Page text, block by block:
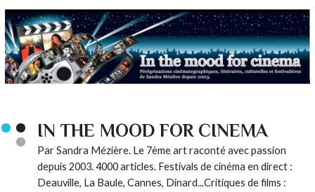
IN THE MOOD FOR CINEMA
Par Sandra Mézière. Le 7ème art raconté avec passion
depuis 2003. 4000 articles. Festivals de cinéma en direct :
Deauville, La Baule, Cannes, Dinard...Critiques de films :